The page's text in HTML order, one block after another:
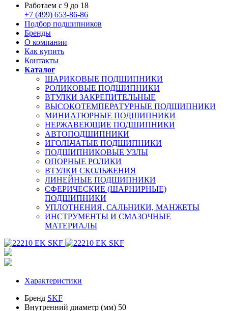
Работаем с 9 до 18
+7 (499) 653-86-86
Подбор подшипников
Бренды
О компании
Как купить
Контакты
Каталог
ШАРИКОВЫЕ ПОДШИПНИКИ
РОЛИКОВЫЕ ПОДШИПНИКИ
ВТУЛКИ ЗАКРЕПИТЕЛЬНЫЕ
ВЫСОКОТЕМПЕРАТУРНЫЕ ПОДШИПНИКИ
МИНИАТЮРНЫЕ ПОДШИПНИКИ
НЕРЖАВЕЮЩИЕ ПОДШИПНИКИ
АВТОПОДШИПНИКИ
ИГОЛЬЧАТЫЕ ПОДШИПНИКИ
ПОДШИПНИКОВЫЕ УЗЛЫ
ОПОРНЫЕ РОЛИКИ
ВТУЛКИ СКОЛЬЖЕНИЯ
ЛИНЕЙНЫЕ ПОДШИПНИКИ
СФЕРИЧЕСКИЕ (ШАРНИРНЫЕ)
ПОДШИПНИКИ
УПЛОТНЕНИЯ, САЛЬНИКИ, МАНЖЕТЫ
ИНСТРУМЕНТЫ И СМАЗОЧНЫЕ
МАТЕРИАЛЫ
Характеристики
Бренд SKF
Внутренний диаметр (мм) 50